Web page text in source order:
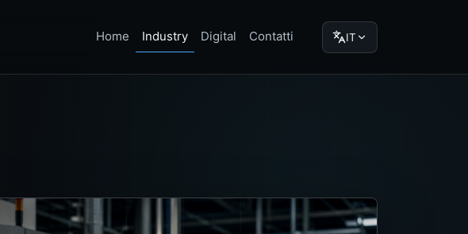
Home Industry Digital Contatti IT